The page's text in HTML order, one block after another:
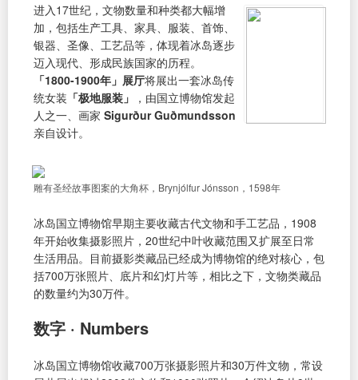
进入17世纪，文物数量和种类都大幅增
加，包括生产工具、家具、服装、首饰、
银器、圣像、工艺品等，体现着冰岛逐步
迈入现代、形成民族国家的历程。
「1800-1900年」展厅将展出一套冰岛传
统女装 「极地服装」
，由国立博物馆发起
人之一、画家 Sigurður Guðmundsson
亲自设计。
雕有圣经故事图案的大角杯，Brynjólfur Jónsson，1598年
冰岛国立博物馆早期主要收藏古代文物和手工艺品，1908
年开始收集摄影照片，20世纪中叶收藏范围又扩展至日常
生活用品。目前摄影类藏品已经成为博物馆的绝对核心，包
括700万张照片、底片和幻灯片等，相比之下，文物类藏品
的数量约为30万件。
数字 · Numbers
冰岛国立博物馆收藏700万张摄影照片和30万件文物，常设